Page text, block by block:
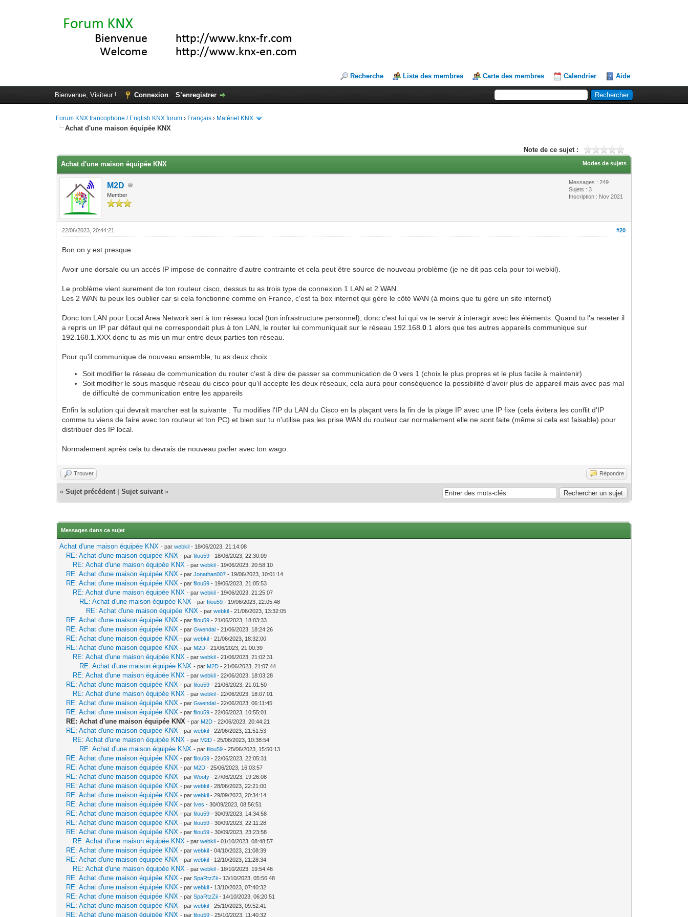
Recherche Liste des membres Carte des membres Calendrier Aide
Bienvenue, Visiteur ! Connexion S’enregistrer
Forum KNX francophone / English KNX forum › Français › Matériel KNX
Achat d'une maison équipée KNX
Note de ce sujet :
Modes de sujets
Achat d'une maison équipée KNX
M2D
Member
Messages : 249
Sujets : 3
Inscription : Nov 2021
#20
22/06/2023, 20:44:21
Bon on y est presque
Avoir une dorsale ou un accès IP impose de connaitre d'autre contrainte et cela peut être source de nouveau problème (je ne dit pas cela pour toi webkil).
Le problème vient surement de ton routeur cisco, dessus tu as trois type de connexion 1 LAN et 2 WAN.
Les 2 WAN tu peux les oublier car si cela fonctionne comme en France, c'est ta box internet qui gère le côté WAN (à moins que tu gère un site internet)
Donc ton LAN pour Local Area Network sert à ton réseau local (ton infrastructure personnel), donc c'est lui qui va te servir à interagir avec les éléments. Quand tu l'a reseter il
a repris un IP par défaut qui ne correspondait plus à ton LAN, le router lui communiquait sur le réseau 192.168.0 .1 alors que tes autres appareils communique sur
192.168. 1 .XXX donc tu as mis un mur entre deux parties ton réseau.
Pour qu'il communique de nouveau ensemble, tu as deux choix :
Soit modifier le réseau de communication du router c'est à dire de passer sa communication de 0 vers 1 (choix le plus propres et le plus facile à maintenir)
Soit modifier le sous masque réseau du cisco pour qu'il accepte les deux réseaux, cela aura pour conséquence la possibilité d'avoir plus de appareil mais avec pas mal
de difficulté de communication entre les appareils
Enfin la solution qui devrait marcher est la suivante : Tu modifies l'IP du LAN du Cisco en la plaçant vers la fin de la plage IP avec une IP fixe (cela évitera les conflit d'IP
comme tu viens de faire avec ton routeur et ton PC) et bien sur tu n'utilise pas les prise WAN du routeur car normalement elle ne sont faite (même si cela est faisable) pour
distribuer des IP local.
Normalement après cela tu devrais de nouveau parler avec ton wago.
Trouver Répondre
«Sujet précédent |Sujet suivant »
Messages dans ce sujet
Achat d'une maison équipée KNX - parwebkil - 18/06/2023, 21:14:08
RE: Achat d'une maison équipée KNX - parfilou59 - 18/06/2023, 22:30:09
RE: Achat d'une maison équipée KNX - parwebkil - 19/06/2023, 20:58:10
RE: Achat d'une maison équipée KNX - parJonathan007 - 19/06/2023, 10:01:14
RE: Achat d'une maison équipée KNX - parfilou59 - 19/06/2023, 21:05:53
RE: Achat d'une maison équipée KNX - parwebkil - 19/06/2023, 21:25:07
RE: Achat d'une maison équipée KNX - parfilou59 - 19/06/2023, 22:05:48
RE: Achat d'une maison équipée KNX - parwebkil - 21/06/2023, 13:32:05
RE: Achat d'une maison équipée KNX - parfilou59 - 21/06/2023, 18:03:33
RE: Achat d'une maison équipée KNX - parGwendal - 21/06/2023, 18:24:26
RE: Achat d'une maison équipée KNX - parwebkil - 21/06/2023, 18:32:00
RE: Achat d'une maison équipée KNX - par M2D - 21/06/2023, 21:00:39
RE: Achat d'une maison équipée KNX - parwebkil - 21/06/2023, 21:02:31
RE: Achat d'une maison équipée KNX - par M2D - 21/06/2023, 21:07:44
RE: Achat d'une maison équipée KNX - parwebkil - 22/06/2023, 18:03:28
RE: Achat d'une maison équipée KNX - parfilou59 - 21/06/2023, 21:01:50
RE: Achat d'une maison équipée KNX - parwebkil - 22/06/2023, 18:07:01
RE: Achat d'une maison équipée KNX - parGwendal - 22/06/2023, 06:11:45
RE: Achat d'une maison équipée KNX - parfilou59 - 22/06/2023, 10:55:01
RE: Achat d'une maison équipée KNX - par M2D - 22/06/2023, 20:44:21
RE: Achat d'une maison équipée KNX - parwebkil - 22/06/2023, 21:51:53
RE: Achat d'une maison équipée KNX - par M2D - 25/06/2023, 10:38:54
RE: Achat d'une maison équipée KNX - parfilou59 - 25/06/2023, 15:50:13
RE: Achat d'une maison équipée KNX - parfilou59 - 22/06/2023, 22:05:31
RE: Achat d'une maison équipée KNX - par M2D - 25/06/2023, 16:03:57
RE: Achat d'une maison équipée KNX - parWoofy - 27/06/2023, 19:26:08
RE: Achat d'une maison équipée KNX - parwebkil - 28/06/2023, 22:21:00
RE: Achat d'une maison équipée KNX - parwebkil - 29/09/2023, 20:34:14
RE: Achat d'une maison équipée KNX - par Ives - 30/09/2023, 08:56:51
RE: Achat d'une maison équipée KNX - parfilou59 - 30/09/2023, 14:34:58
RE: Achat d'une maison équipée KNX - parfilou59 - 30/09/2023, 22:11:28
RE: Achat d'une maison équipée KNX - parfilou59 - 30/09/2023, 23:23:58
RE: Achat d'une maison équipée KNX - parwebkil - 01/10/2023, 08:48:57
RE: Achat d'une maison équipée KNX - parwebkil - 04/10/2023, 21:08:39
RE: Achat d'une maison équipée KNX - parwebkil - 12/10/2023, 21:28:34
RE: Achat d'une maison équipée KNX - parwebkil - 18/10/2023, 19:54:46
RE: Achat d'une maison équipée KNX - parSpaRtzZii - 13/10/2023, 05:56:48
RE: Achat d'une maison équipée KNX - parwebkil - 13/10/2023, 07:40:32
RE: Achat d'une maison équipée KNX - parSpaRtzZii - 14/10/2023, 06:20:51
RE: Achat d'une maison équipée KNX - parwebkil - 25/10/2023, 09:52:41
RE: Achat d'une maison équipée KNX - parfilou59 - 25/10/2023, 11:40:32